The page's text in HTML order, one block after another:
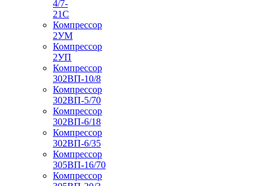
4/7-
21С
Компрессор
2УМ
Компрессор
2УП
Компрессор
302ВП-10/8
Компрессор
302ВП-5/70
Компрессор
302ВП-6/18
Компрессор
302ВП-6/35
Компрессор
305ВП-16/70
Компрессор